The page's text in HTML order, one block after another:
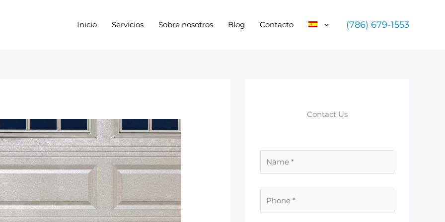
Inicio Servicios Sobre nosotros Blog Contacto (786) 679-1553
Contact Us